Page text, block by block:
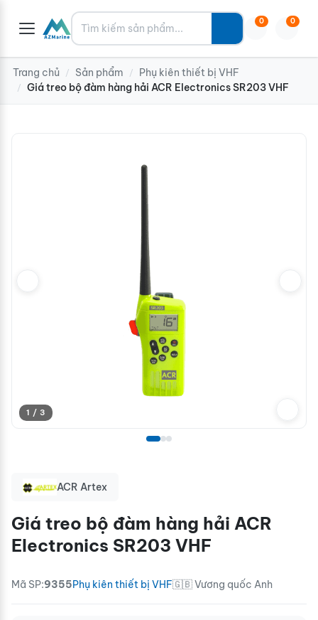
Tìm kiếm 0 0
Trang chủ / Sản phẩm / Phụ kiên thiết bị VHF
/ Giá treo bộ đàm hàng hải ACR Electronics SR203 VHF
1 / 3
ACR Artex
Giá treo bộ đàm hàng hải ACR
Electronics SR203 VHF
Mã SP:9355Phụ kiên thiết bị VHF🇬🇧 Vương quốc Anh